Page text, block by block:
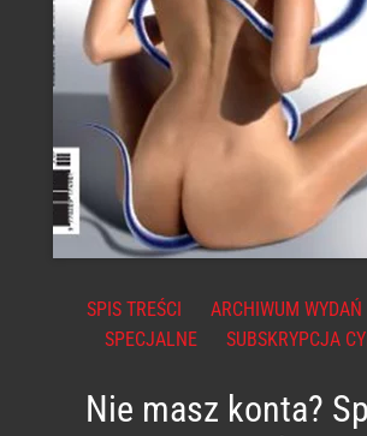
SPIS TREŚCI ARCHIWUM WYDAŃ
SPECJALNE
SUBSKRYPCJA
Nie masz konta?